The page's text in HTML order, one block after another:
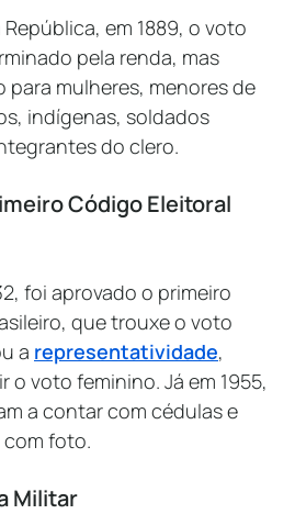
em 1889, o voto
pela renda, mas
mulheres, menores de
indígenas, soldados
do clero.
Código Eleitoral
foi aprovado o primeiro
que trouxe o voto
a representatividade,
o voto feminino. Já em 1955,
a contar com cédulas e
foto.
Militar